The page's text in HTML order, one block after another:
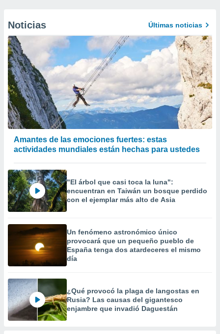
Noticias Últimas noticias
Amantes de las emociones fuertes: estas
actividades mundiales están hechas para ustedes
"El árbol que casi toca la luna":
encuentran en Taiwán un bosque perdido
con el ejemplar más alto de Asia
Un fenómeno astronómico único
provocará que un pequeño pueblo de
España tenga dos atardeceres el mismo
día
¿Qué provocó la plaga de langostas en
Rusia? Las causas del gigantesco
enjambre que invadió Daguestán